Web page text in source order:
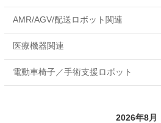
POB
AMR/AGV/配送ロボット関連
医療機器関連
電動車椅子／手術支援ロボット
2026年8月